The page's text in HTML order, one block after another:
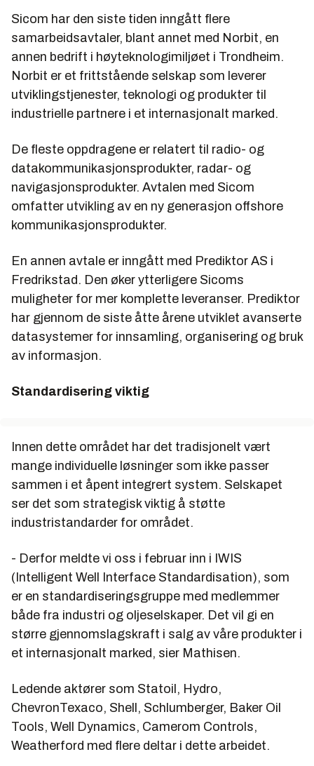
Sicom har den siste tiden inngått flere
samarbeidsavtaler, blant annet med Norbit, en
annen bedrift i høyteknologimiljøet i Trondheim.
Norbit er et frittstående selskap som leverer
utviklingstjenester, teknologi og produkter til
industrielle partnere i et internasjonalt marked.
De fleste oppdragene er relatert til radio- og
datakommunikasjonsprodukter, radar- og
navigasjonsprodukter. Avtalen med Sicom
omfatter utvikling av en ny generasjon offshore
kommunikasjonsprodukter.
En annen avtale er inngått med Prediktor AS i
Fredrikstad. Den øker ytterligere Sicoms
muligheter for mer komplette leveranser. Prediktor
har gjennom de siste åtte årene utviklet avanserte
datasystemer for innsamling, organisering og bruk
av informasjon.
Standardisering viktig
Innen dette området har det tradisjonelt vært
mange individuelle løsninger som ikke passer
sammen i et åpent integrert system. Selskapet
ser det som strategisk viktig å støtte
industristandarder for området.
- Derfor meldte vi oss i februar inn i IWIS
(Intelligent Well Interface Standardisation), som
er en standardiseringsgruppe med medlemmer
både fra industri og oljeselskaper. Det vil gi en
større gjennomslagskraft i salg av våre produkter i
et internasjonalt marked, sier Mathisen.
Ledende aktører som Statoil, Hydro,
ChevronTexaco, Shell, Schlumberger, Baker Oil
Tools, Well Dynamics, Camerom Controls,
Weatherford med flere deltar i dette arbeidet.